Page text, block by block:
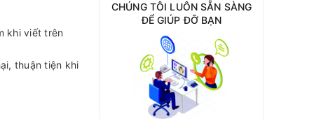
khi viết trên
thuận tiện khi
CHÚNG TÔI LUÔN SẴN SÀNG
ĐỂ GIÚP ĐỠ BẠN